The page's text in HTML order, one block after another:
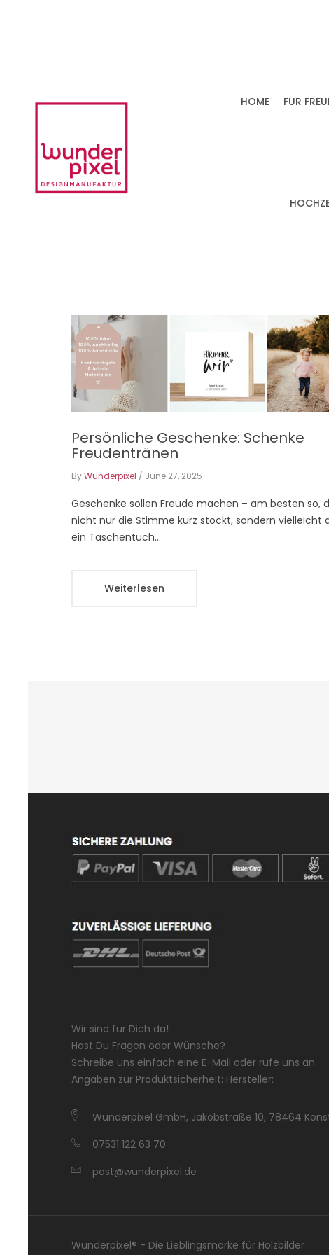
HOME FÜR
Persönliche Geschenke: Schenke
Freudentränen
ByWunderpixel / June 27, 2025
Geschenke sollen Freude machen – am besten so,
nicht nur die Stimme kurz stockt, sondern vielleicht
ein Taschentuch...
Weiterlesen
Wir sind für Dich da!
Hast Du Fragen oder Wünsche?
Schreibe uns einfach eine E-Mail oder rufe uns an.
Angaben zur Produktsicherheit: Hersteller:
Wunderpixel GmbH, Jakobstraße 10, 78464
07531 122 63 70
post@wunderpixel.de
Wunderpixel® - Die Lieblingsmarke für